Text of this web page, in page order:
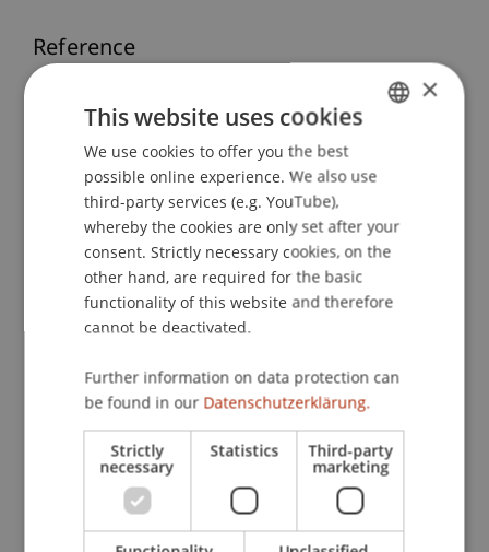
Reference
Hanke, M., & Nettekoven, M. (2001). Melden oder
selbst bezahlen? Rationales Verhalten von KFZ-
Haftpflichtversicherten und paradoxe Ergebnisse
eines neuen Prämienmodells. Journal für
Betriebswirtschaft(4), 172-185.
Publication Type
Article in Scientific Journal
Staff Members
Prof. Dr. Michael Hanke
ENGLISH
×
This website uses cookies
We use cookies to offer you the best
possible online experience. We also use
third-party services (e.g. YouTube),
whereby the cookies are only set after your
consent. Strictly necessary cookies, on the
other hand, are required for the basic
functionality of this website and therefore
cannot be deactivated.
Further information on data protection can
be found in our Datenschutzerklärung.
Strictly
necessary
Statistics Third-party
marketing